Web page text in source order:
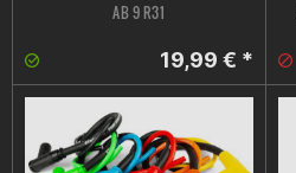
AB 9 R31
19,99 € *